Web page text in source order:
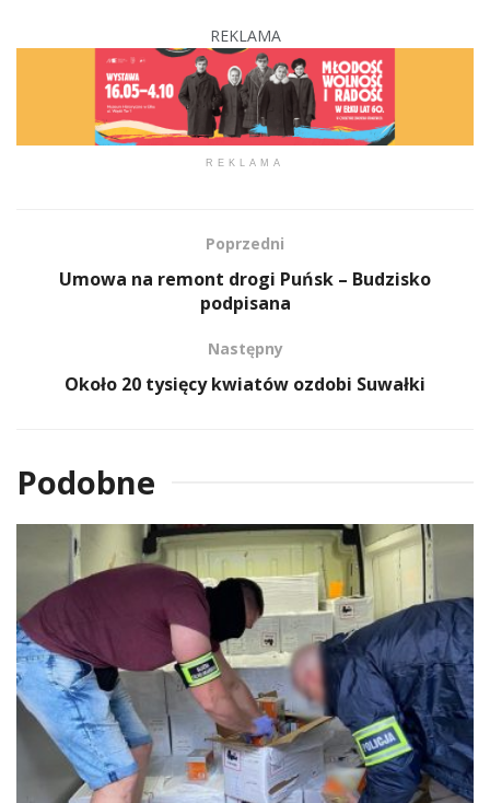
REKLAMA
REKLAMA
Poprzedni
Umowa na remont drogi Puńsk – Budzisko
podpisana
Następny
Około 20 tysięcy kwiatów ozdobi Suwałki
Podobne